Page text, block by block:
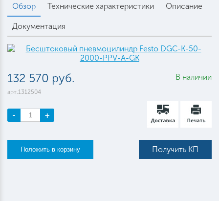
Обзор Технические характеристики Описание
Документация
132 570 руб.
арт.1312504
В наличии
- +
Получить КП